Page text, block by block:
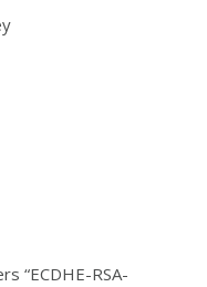
“ECDHE-RSA-